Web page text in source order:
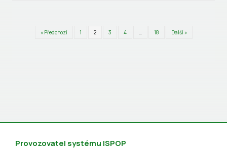
« Předchozí 1 2 3 4 … 18 Další »
Provozovatel systému ISPOP